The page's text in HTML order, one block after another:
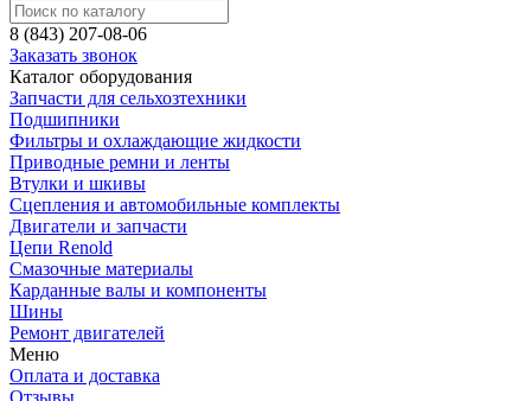
8 (843) 207-08-06
Заказать звонок
Каталог оборудования
Запчасти для сельхозтехники
Подшипники
Фильтры и охлаждающие жидкости
Приводные ремни и ленты
Втулки и шкивы
Сцепления и автомобильные комплекты
Двигатели и запчасти
Цепи Renold
Смазочные материалы
Карданные валы и компоненты
Шины
Ремонт двигателей
Меню
Оплата и доставка